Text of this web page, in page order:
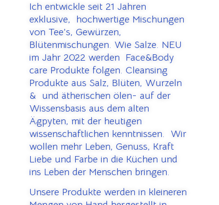
Ich entwickle seit 21 Jahren
exklusive, hochwertige Mischungen
von Tee’s, Gewürzen,
Blütenmischungen. Wie Salze. NEU
im Jahr 2022 werden Face&Body
care Produkte folgen. Cleansing
Produkte aus Salz, Blüten, Wurzeln
& und ätherischen ölen- auf der
Wissensbasis aus dem alten
Ägpyten, mit der heutigen
wissenschaftlichen kenntnissen. Wir
wollen mehr Leben, Genuss, Kraft
Liebe und Farbe in die Küchen und
ins Leben der Menschen bringen.
Unsere Produkte werden in kleineren